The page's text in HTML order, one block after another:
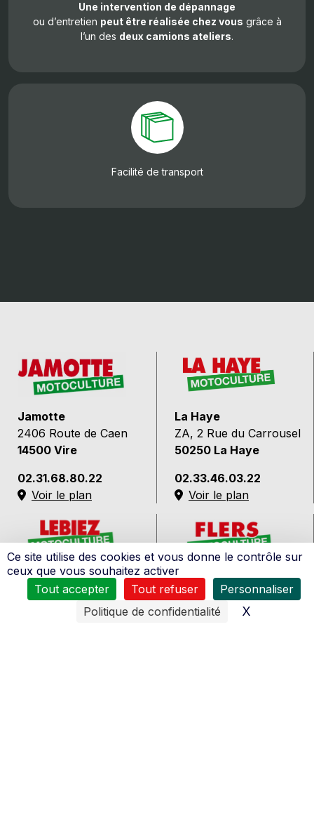
Ce site utilise des cookies et vous donne le contrôle sur
ceux que vous souhaitez activer
Tout accepter
Tout refuser
Personnaliser
Politique de confidentialité
X
Une intervention de dépannage
ou d’entretien peut être réalisée chez vous grâce à
l’un des deux camions ateliers.
Facilité de transport
Jamotte
2406 Route de Caen
14500 Vire
02.31.68.80.22
Voir le plan
La Haye
ZA, 2 Rue du Carrousel
50250 La Haye
02.33.46.03.22
Voir le plan
Lebiez
2 Av. Jean Monnet
50700 Valognes
Flers
Z.A. Les Coudrettes
61100 Flers